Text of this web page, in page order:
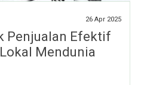
26 Apr 2025
Penjualan Efektif
Mendunia